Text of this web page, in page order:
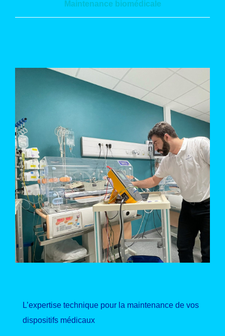
Maintenance biomédicale
L’expertise technique pour la maintenance de vos
dispositifs médicaux